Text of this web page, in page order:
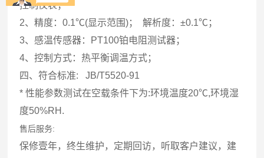
控制仪表；
2、精度：0.1℃(显示范围)； 解析度：±0.1℃；
3、感温传感器：PT100铂电阻测试器；
4、控制方式：热平衡调温方式；
四、符合标准: JB/T5520-91
* 性能参数测试在空载条件下为:环境温度20℃,环境湿
度50%RH.
售后服务:
保修壹年，终生维护，定期回访，听取客户建议，建